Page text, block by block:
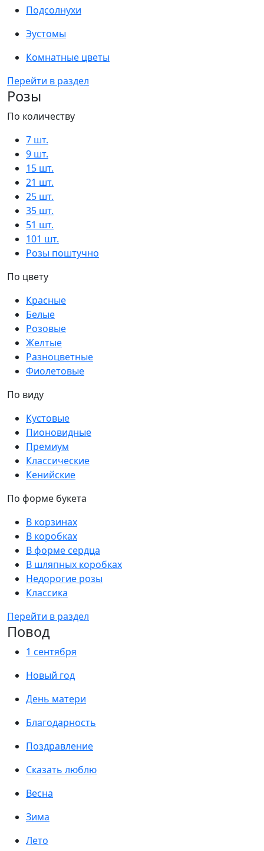
Подсолнухи
Эустомы
Комнатные цветы
Перейти в раздел
Розы
По количеству
7 шт.
9 шт.
15 шт.
21 шт.
25 шт.
35 шт.
51 шт.
101 шт.
Розы поштучно
По цвету
Красные
Белые
Розовые
Желтые
Разноцветные
Фиолетовые
По виду
Кустовые
Пионовидные
Премиум
Классические
Кенийские
По форме букета
В корзинах
В коробках
В форме сердца
В шляпных коробках
Недорогие розы
Классика
Перейти в раздел
Повод
1 сентября
Новый год
День матери
Благодарность
Поздравление
Сказать люблю
Весна
Зима
Лето